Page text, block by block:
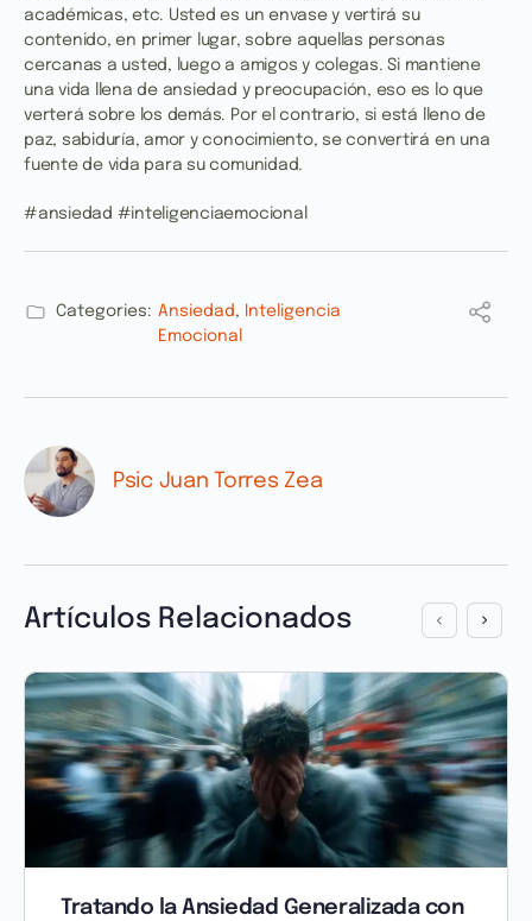
académicas, etc. Usted es un envase y vertirá su
contenido, en primer lugar, sobre aquellas personas
cercanas a usted, luego a amigos y colegas. Si mantiene
una vida llena de ansiedad y preocupación, eso es lo que
verterá sobre los demás. Por el contrario, si está lleno de
paz, sabiduría, amor y conocimiento, se convertirá en una
fuente de vida para su comunidad.
#ansiedad #inteligenciaemocional
Categories: Ansiedad,
Inteligencia
Emocional
Psic Juan Torres Zea
Artículos Relacionados
Tratando la Ansiedad Generalizada con